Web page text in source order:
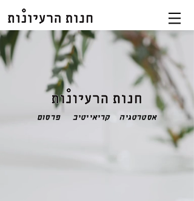
אסטרטגיהקריאייטיב פרסום